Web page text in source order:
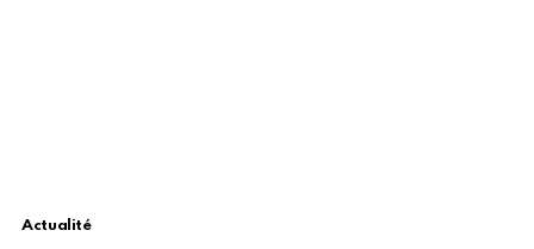
Actualité